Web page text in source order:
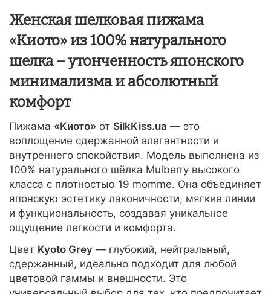
Женская шелковая пижама
«Киото» из 100% натурального
шелка – утонченность японского
минимализма и абсолютный
комфорт
Пижама «Киото» от SilkKiss.ua — это
воплощение сдержанной элегантности и
внутреннего спокойствия. Модель выполнена из
100% натурального шёлка Mulberry высокого
класса с плотностью 19 momme. Она объединяет
японскую эстетику лаконичности, мягкие линии
и функциональность, создавая уникальное
ощущение легкости и комфорта.
Цвет Kyoto Grey — глубокий, нейтральный,
сдержанный, идеально подходит для любой
цветовой гаммы и внешности. Это